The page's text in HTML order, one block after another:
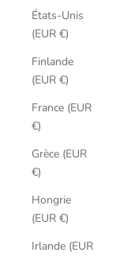
États-Unis
(EUR €)
Finlande
(EUR €)
France (EUR
€)
Grèce (EUR
€)
Hongrie
(EUR €)
Irlande (EUR